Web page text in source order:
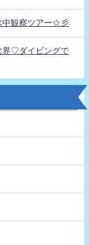
中観察ツアー☆彡
界♡ダイビングで